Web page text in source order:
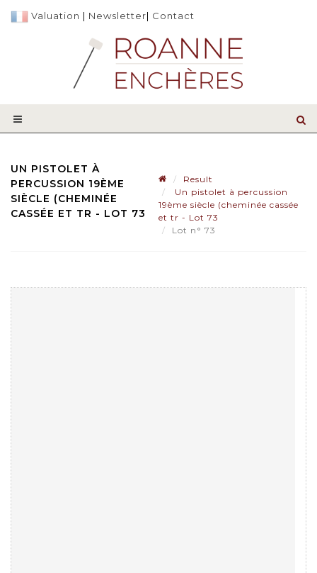
Valuation | Newsletter| Contact
UN PISTOLET À
PERCUSSION 19ÈME
SIÈCLE (CHEMINÉE
CASSÉE ET TR - LOT 73
Result
Un pistolet à percussion
19ème siècle (cheminée cassée
et tr - Lot 73
Lot n° 73